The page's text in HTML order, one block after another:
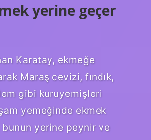
yerine geçer
Karatay, ekmeğe
Maraş cevizi, fındık,
gibi kuruyemişleri
yemeğinde ekmek
bunun yerine peynir ve